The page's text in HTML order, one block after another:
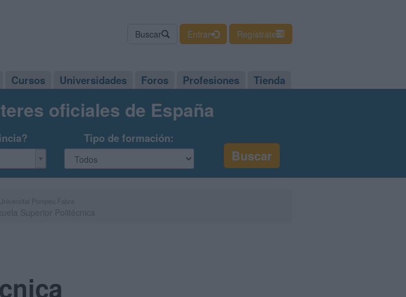
Buscar Entrar Regístrate
Cursos Universidades Foros Profesiones Tienda
oficiales de España
Tipo de formación: